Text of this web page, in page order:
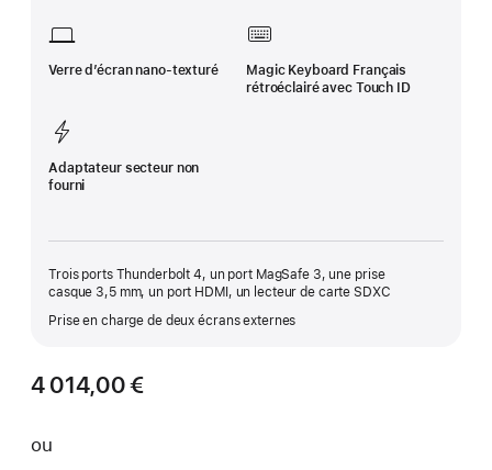
Verre d’écran nano‑texturé
Magic Keyboard Français
rétroéclairé avec Touch ID
Adaptateur secteur non
fourni
Trois ports Thunderbolt 4, un port MagSafe 3, une prise
casque 3,5 mm, un port HDMI, un lecteur de carte SDXC
Prise en charge de deux écrans externes
4 014,00 €
ou